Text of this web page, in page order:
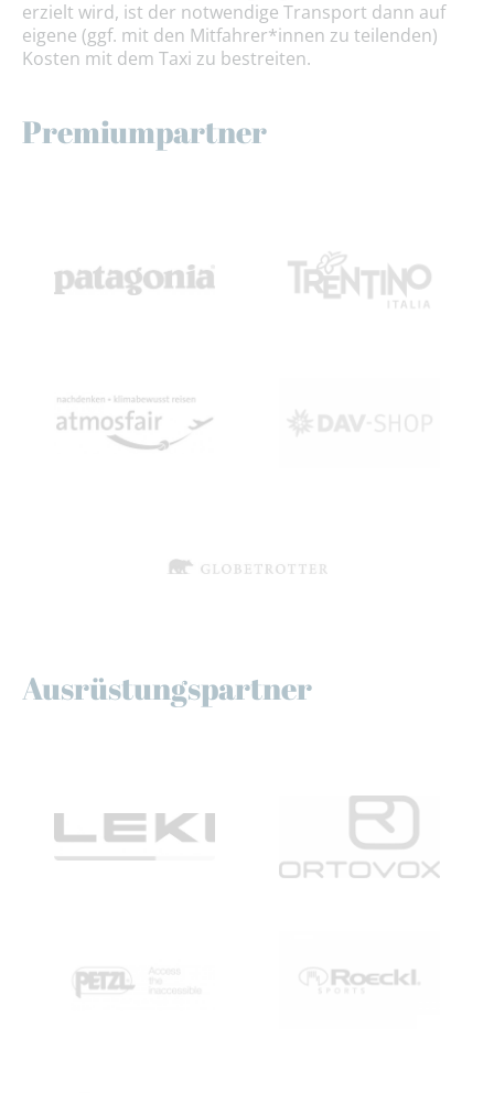
erzielt wird, ist der notwendige Transport dann auf
eigene (ggf. mit den Mitfahrer*innen zu teilenden)
Kosten mit dem Taxi zu bestreiten.
Premiumpartner
Ausrüstungspartner